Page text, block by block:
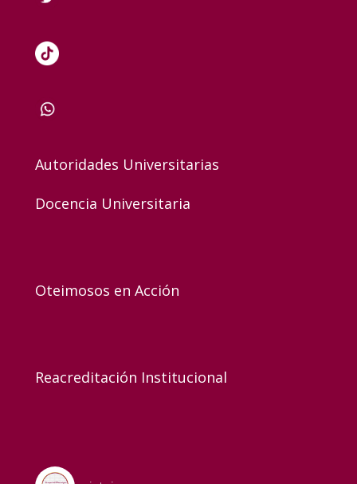
Autoridades Universitarias
Docencia Universitaria
Oteimosos en Acción
Reacreditación Institucional